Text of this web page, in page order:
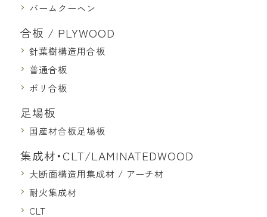
バームクーヘン
合板 / PLYWOOD
針葉樹構造用合板
普通合板
ポリ合板
足場板
国産材合板足場板
集成材・CLT/LAMINATEDWOOD
大断面構造用集成材 / アーチ材
耐火集成材
CLT